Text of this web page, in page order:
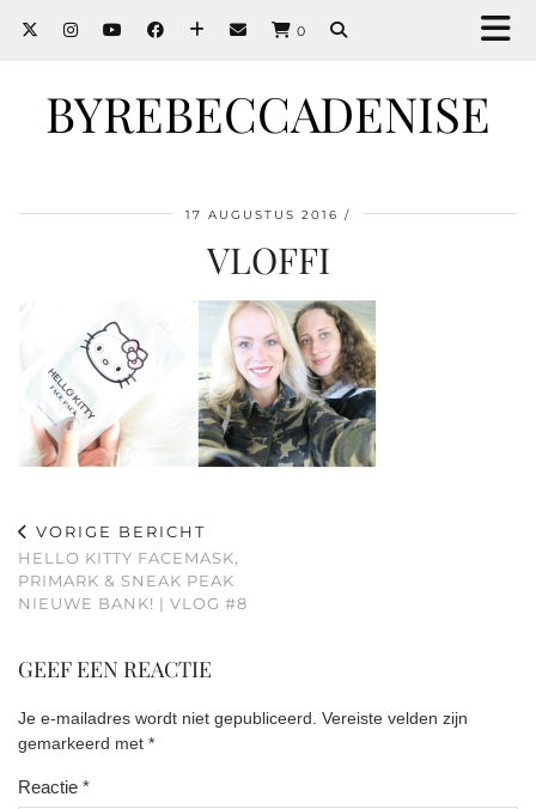
0
BYREBECCADENISE
17 AUGUSTUS 2016
VLOFFI
VORIGE BERICHT
HELLO KITTY FACEMASK,
PRIMARK & SNEAK PEAK
NIEUWE BANK! | VLOG #8
GEEF EEN REACTIE
Je e-mailadres wordt niet gepubliceerd. Vereiste velden zijn
gemarkeerd met *
Reactie *